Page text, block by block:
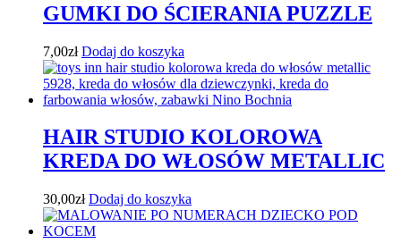
GUMKI DO ŚCIERANIA PUZZLE
7,00zł Dodaj do koszyka
HAIR STUDIO KOLOROWA
KREDA DO WŁOSÓW METALLIC
30,00zł Dodaj do koszyka